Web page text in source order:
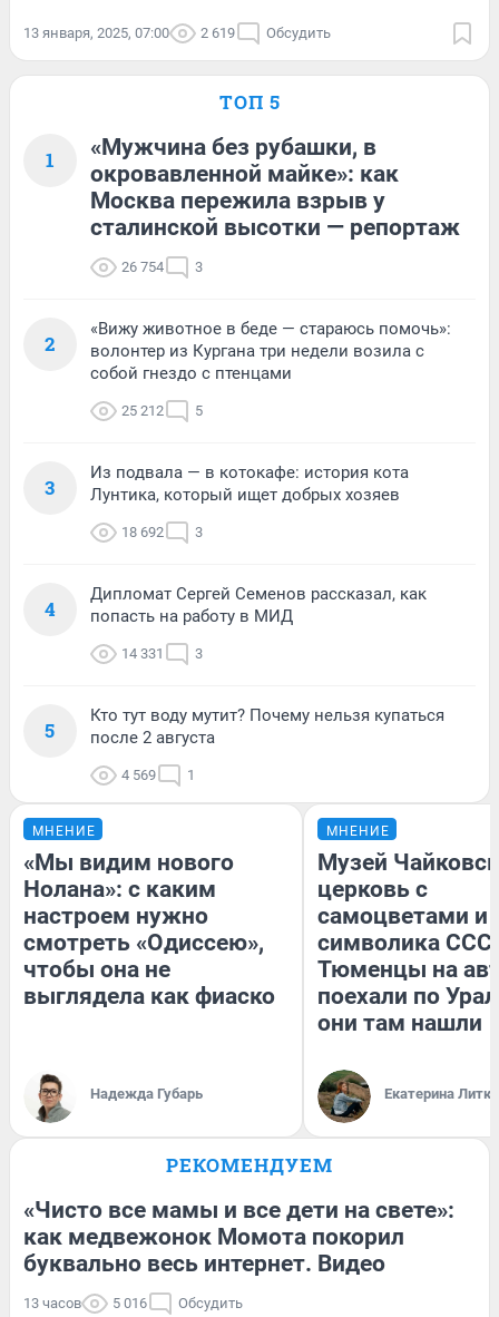
13 января, 2025, 07:00 2 619 Обсудить
ТОП 5
1
«Мужчина без рубашки, в
окровавленной майке»: как
Москва пережила взрыв у
сталинской высотки — репортаж
26 754 3
2
«Вижу животное в беде — стараюсь помочь»:
волонтер из Кургана три недели возила с
собой гнездо с птенцами
25 212 5
3
Из подвала — в котокафе: история кота
Лунтика, который ищет добрых хозяев
18 692 3
4
Дипломат Сергей Семенов рассказал, как
попасть на работу в МИД
14 331 3
5
Кто тут воду мутит? Почему нельзя купаться
после 2 августа
4 569 1
МНЕНИЕ
«Мы видим нового
Нолана»: с каким
настроем нужно
смотреть «Одиссею»,
чтобы она не
выглядела как фиаско
Надежда Губарь
МНЕНИЕ
Музей
церковь с
самоцветами и
символика
Тюменцы на
поехали по
они там нашли
Екатерина
РЕКОМЕНДУЕМ
«Чисто все мамы и все дети на свете»:
как медвежонок Момота покорил
буквально весь интернет. Видео
13 часов 5 016 Обсудить